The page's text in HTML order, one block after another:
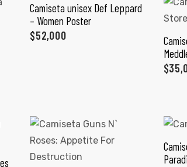
SELECCIONAR OPCIONES
Camiseta unisex Def Leppard
– Women Poster
$52,000
$